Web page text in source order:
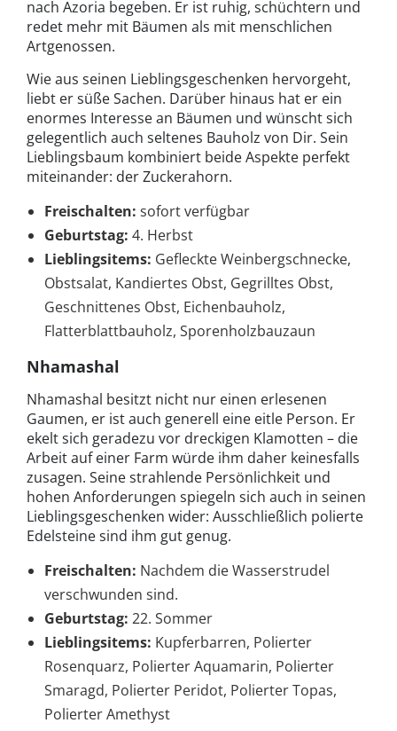
nach Azoria begeben. Er ist ruhig, schüchtern und
redet mehr mit Bäumen als mit menschlichen
Artgenossen.
Wie aus seinen Lieblingsgeschenken hervorgeht,
liebt er süße Sachen. Darüber hinaus hat er ein
enormes Interesse an Bäumen und wünscht sich
gelegentlich auch seltenes Bauholz von Dir. Sein
Lieblingsbaum kombiniert beide Aspekte perfekt
miteinander: der Zuckerahorn.
Freischalten: sofort verfügbar
Geburtstag: 4. Herbst
Lieblingsitems: Gefleckte Weinbergschnecke,
Obstsalat, Kandiertes Obst, Gegrilltes Obst,
Geschnittenes Obst, Eichenbauholz,
Flatterblattbauholz, Sporenholzbauzaun
Nhamashal
Nhamashal besitzt nicht nur einen erlesenen
Gaumen, er ist auch generell eine eitle Person. Er
ekelt sich geradezu vor dreckigen Klamotten – die
Arbeit auf einer Farm würde ihm daher keinesfalls
zusagen. Seine strahlende Persönlichkeit und
hohen Anforderungen spiegeln sich auch in seinen
Lieblingsgeschenken wider: Ausschließlich polierte
Edelsteine sind ihm gut genug.
Freischalten: Nachdem die Wasserstrudel
verschwunden sind.
Geburtstag: 22. Sommer
Lieblingsitems: Kupferbarren, Polierter
Rosenquarz, Polierter Aquamarin, Polierter
Smaragd, Polierter Peridot, Polierter Topas,
Polierter Amethyst